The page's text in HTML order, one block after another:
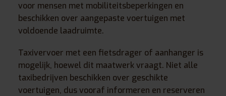
voor mensen met mobiliteitsbeperkingen en
beschikken over aangepaste voertuigen met
voldoende laadruimte.
Taxivervoer met een fietsdrager of aanhanger is
mogelijk, hoewel dit maatwerk vraagt. Niet alle
taxibedrijven beschikken over geschikte
voertuigen, dus vooraf informeren en reserveren